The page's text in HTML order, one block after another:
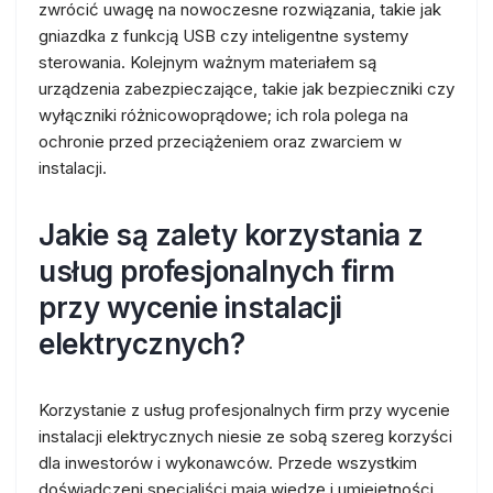
zwrócić uwagę na nowoczesne rozwiązania, takie jak
gniazdka z funkcją USB czy inteligentne systemy
sterowania. Kolejnym ważnym materiałem są
urządzenia zabezpieczające, takie jak bezpieczniki czy
wyłączniki różnicowoprądowe; ich rola polega na
ochronie przed przeciążeniem oraz zwarciem w
instalacji.
Jakie są zalety korzystania z
usług profesjonalnych firm
przy wycenie instalacji
elektrycznych?
Korzystanie z usług profesjonalnych firm przy wycenie
instalacji elektrycznych niesie ze sobą szereg korzyści
dla inwestorów i wykonawców. Przede wszystkim